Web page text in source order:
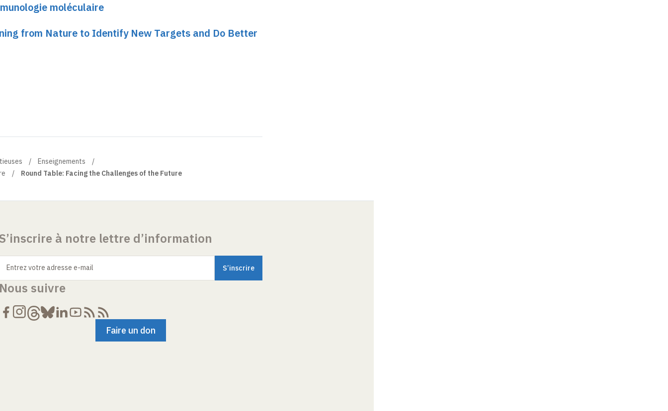
moléculaire
from Nature to Identify New Targets and Do Better
Enseignements
Round Table: Facing the Challenges of the Future
à notre lettre d’information
Entrez votre adresse e-mail
suivre
Faire un don